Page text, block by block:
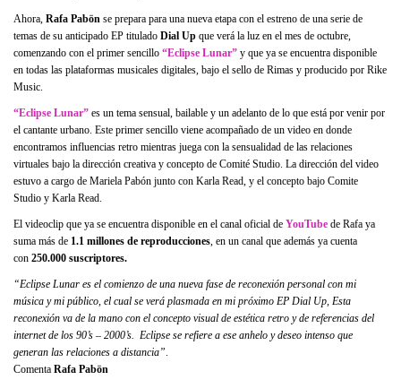
Ahora, Rafa Pabön se prepara para una nueva etapa con el estreno de una serie de
temas de su anticipado EP titulado Dial Up que verá la luz en el mes de octubre,
comenzando con el primer sencillo “Eclipse Lunar” y que ya se encuentra disponible
en todas las plataformas musicales digitales, bajo el sello de Rimas y producido por Rike
Music.
“Eclipse Lunar” es un tema sensual, bailable y un adelanto de lo que está por venir por
el cantante urbano. Este primer sencillo viene acompañado de un video en donde
encontramos influencias retro mientras juega con la sensualidad de las relaciones
virtuales bajo la dirección creativa y concepto de Comité Studio. La dirección del video
estuvo a cargo de Mariela Pabón junto con Karla Read, y el concepto bajo Comite
Studio y Karla Read.
El videoclip que ya se encuentra disponible en el canal oficial de YouTube de Rafa ya
suma más de 1.1 millones de reproducciones , en un canal que además ya cuenta
con 250.000 suscriptores.
“Eclipse Lunar es el comienzo de una nueva fase de reconexión personal con mi
música y mi público, el cual se verá plasmada en mi próximo EP Dial Up, Esta
reconexión va de la mano con el concepto visual de estética retro y de referencias del
internet de los 90’s – 2000’s. Eclipse se refiere a ese anhelo y deseo intenso que
generan las relaciones a distancia”
Comenta Rafa Pabön